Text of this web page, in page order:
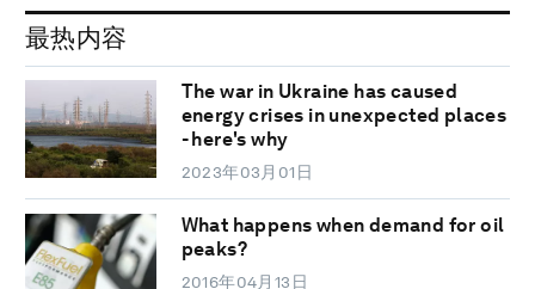
最热内容
The war in Ukraine has caused
energy crises in unexpected places
- here's why
2023年03月01日
What happens when demand for oil
peaks?
2016年04月13日